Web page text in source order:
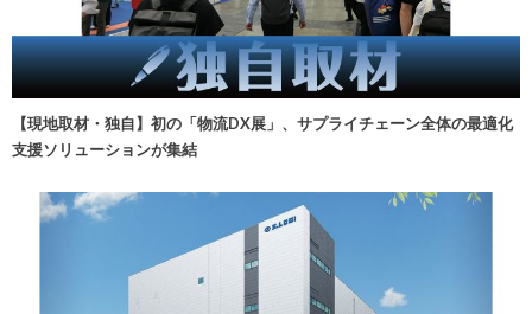
【現地取材・独自】初の「物流DX展」、サプライチェーン全体の最適化
支援ソリューションが集結